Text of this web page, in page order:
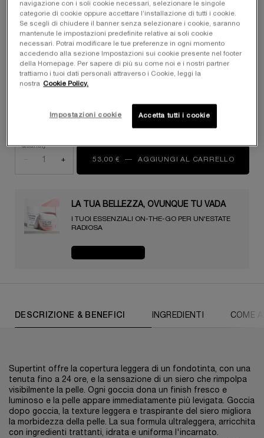
Selected
14N, 2 of 19Selected
La variante del prodotto è out of stock
26W, 8 of 19Selected
32C, 9 of 19Selected
30W, 10 of 19Selected
42C, 11 of 19 Selected
44N, 13 of 19
Quantity
+ 53,00 € ― AGGIUNGI AL CARRELLO
LA TUA BELLEZZA, OVUNQUE TU VADA​ ️️️
I TUOI ESSENZIALI ON-THE-GO PER UN'ESTATE
RADIOSA​
DESCRIZIONE & BENEFICI INGREDIENTI COME
Supertint offre la copertura leggera di un fondotinta, con una
tenuta fino a 24 ore, e la sensazione di un siero che rimpolpa
visibilmente la pelle. Ogni goccia dona un finish fresco e
luminoso e la pelle appare immediatamente più levigata. Goccia
dopo goccia, la texture leggera e traspirante del siero migliora
la morbidezza della pelle. La sua formula ultraleggera, arricchita
con ingredienti trattanti, idrata e uniforma l'incarnato.
navigazione con i soli cookie necessari, selezionare le singole
categorie di cookie oppure accettare l’installazione di tutti i cookie.
Se scegli di chiudere il banner senza selezionare i cookie, saranno
mantenute le impostazioni predefinite relative ai soli cookie
necessari. Potrai modificare le tue preferenze in ogni momento
accedendo alla sezione Impostazioni sui cookie presente nel footer
della Homepage. Per sapere di più su come noi e i nostri partner
trattiamo i tuoi dati personali attraverso i Cookie, leggi la
nostra Cookie Policy.
Impostazioni cookie Accetta tutti i cookie